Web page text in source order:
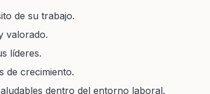
de su trabajo.
valorado.
líderes.
de crecimiento.
dentro del entorno laboral.